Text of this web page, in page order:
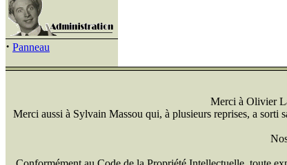
· Panneau
Merci à Olivier
Merci aussi à Sylvain Massou qui, à plusieurs reprises, a